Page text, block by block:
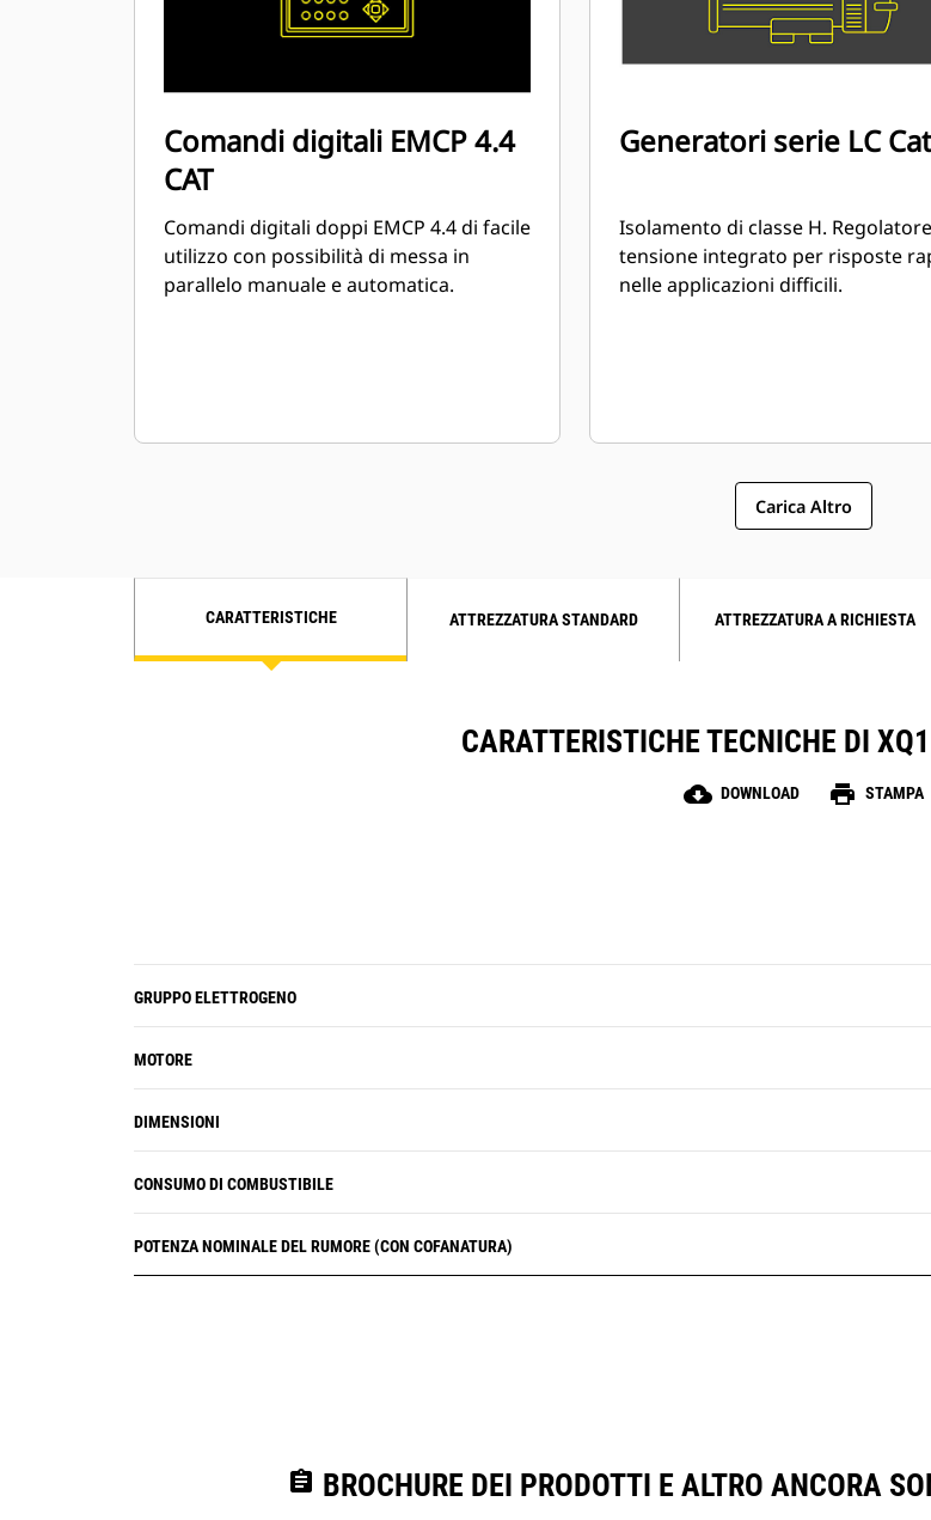
Comandi digitali EMCP 4.4
CAT
Comandi digitali doppi EMCP 4.4 di facile
utilizzo con possibilità di messa in
parallelo manuale e automatica.
Generatori serie LC
Isolamento di classe H. Regolatore di
tensione integrato per risposte
nelle applicazioni difficili.
Carica Altro
CARATTERISTICHE ATTREZZATURA STANDARD ATTREZZATURA A RICHIESTA
CARATTERISTICHE TECNICHE DI
cloud_download DOWNLOAD print STAMPA
GRUPPO ELETTROGENO
MOTORE
DIMENSIONI
CONSUMO DI COMBUSTIBILE
POTENZA NOMINALE DEL RUMORE (CON COFANATURA)
assignment BROCHURE DEI PRODOTTI E ALTRO ANCORA